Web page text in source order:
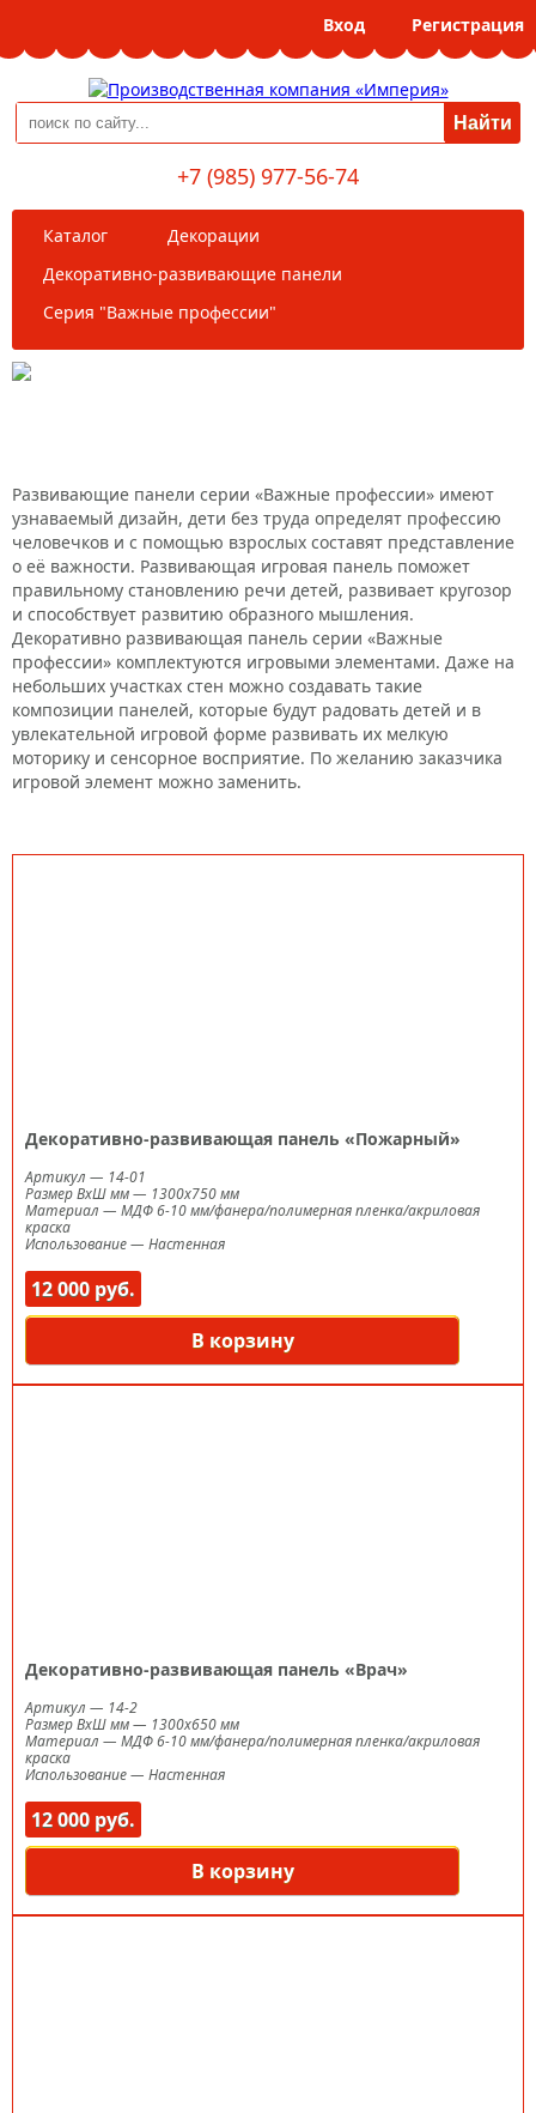
Вход Регистрация
+7 (985) 977-56-74
Каталог
Декорации
Декоративно-развивающие панели
Серия "Важные профессии"
Развивающие панели серии «Важные профессии» имеют
узнаваемый дизайн, дети без труда определят профессию
человечков и с помощью взрослых составят представление
о её важности. Развивающая игровая панель поможет
правильному становлению речи детей, развивает кругозор
и способствует развитию образного мышления.
Декоративно развивающая панель серии «Важные
профессии» комплектуются игровыми элементами. Даже на
небольших участках стен можно создавать такие
композиции панелей, которые будут радовать детей и в
увлекательной игровой форме развивать их мелкую
моторику и сенсорное восприятие. По желанию заказчика
игровой элемент можно заменить.
Декоративно-развивающая панель «Пожарный»
Артикул — 14-01
Размер ВxШ мм— 1300х750 мм
Материал — МДФ 6-10 мм/фанера/полимерная пленка/акриловая
краска
Использование— Настенная
12 000 руб.
В корзину
Декоративно-развивающая панель «Врач»
Артикул — 14-2
Размер ВxШ мм— 1300х650 мм
Материал — МДФ 6-10 мм/фанера/полимерная пленка/акриловая
краска
Использование— Настенная
12 000 руб.
В корзину